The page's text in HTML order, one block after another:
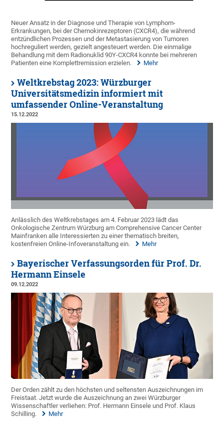
Neuer Ansatz in der Diagnose und Therapie von Lymphom-
Erkrankungen, bei der Chemokinrezeptoren (CXCR4), die während
entzündlichen Prozessen und der Metastasierung von Tumoren
hochreguliert werden, gezielt angesteuert werden. Die einmalige
Behandlung mit dem Radionuklid 90Y-CXCR4 konnte bei mehreren
Patienten eine Komplettremission erzielen.
Mehr
Weltkrebstag 2023: Würzburger
Universitätsmedizin informiert mit
umfassender Online-Veranstaltung
15.12.2022
Anlässlich des Weltkrebstages am 4. Februar 2023 lädt das
Onkologische Zentrum Würzburg am Comprehensive Cancer Center
Mainfranken alle Interessierten zu einer thematisch breiten,
kostenfreien Online-Infoveranstaltung ein.
Mehr
Bayerischer Verfassungsorden für Prof. Dr.
Hermann Einsele
09.12.2022
Der Orden zählt zu den höchsten und seltensten Auszeichnungen im
Freistaat. Jetzt wurde die Auszeichnung an zwei Würzburger
Wissenschaftler verliehen: Prof. Hermann Einsele und Prof. Klaus
Schilling.
Mehr